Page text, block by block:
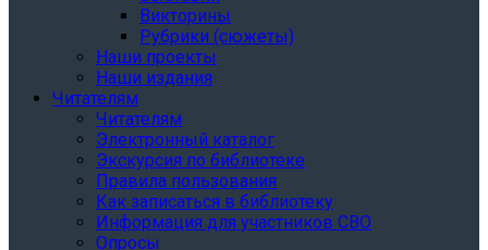
Викторины
Рубрики (сюжеты)
Наши проекты
Наши издания
Читателям
Читателям
Электронный каталог
Экскурсия по библиотеке
Правила пользования
Как записаться в библиотеку
Информация для участников СВО
Опросы